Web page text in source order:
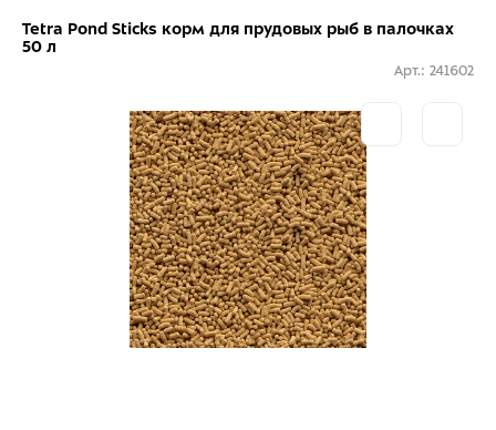
Tetra Pond Sticks корм для прудовых рыб в палочках
50 л
Арт.: 241602